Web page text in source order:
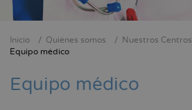
Sobrescribir
de
Inicio Quiénes somos Nuestros Centros
Equipo médico
Equipo médico